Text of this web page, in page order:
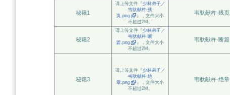
秘籍1
请上传文件『少林弟子／
韦驮献杵·残
页.png
』，文件大小
不超过2M。
韦驮献杵·残页
秘籍2
请上传文件『少林弟子／
韦驮献杵·断
篇.png
』，文件大小
不超过2M。
韦驮献杵·断篇
秘籍3
请上传文件『少林弟子／
韦驮献杵·绝
章.png
』，文件大小
不超过2M。
韦驮献杵·绝章